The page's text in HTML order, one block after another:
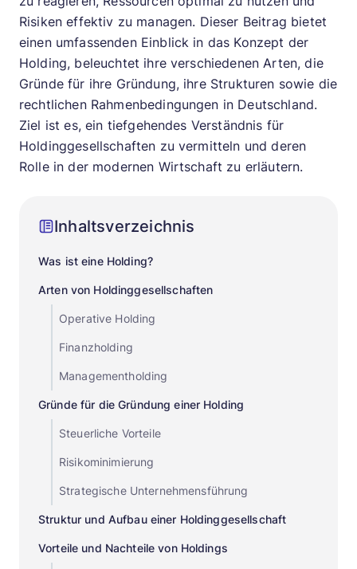
Risiken effektiv zu managen. Dieser Beitrag bietet
einen umfassenden Einblick in das Konzept der
Holding, beleuchtet ihre verschiedenen Arten, die
Gründe für ihre Gründung, ihre Strukturen sowie die
rechtlichen Rahmenbedingungen in Deutschland.
Ziel ist es, ein tiefgehendes Verständnis für
Holdinggesellschaften zu vermitteln und deren
Rolle in der modernen Wirtschaft zu erläutern.
Inhaltsverzeichnis
Was ist eine Holding?
Arten von Holdinggesellschaften
Operative Holding
Finanzholding
Managementholding
Gründe für die Gründung einer Holding
Steuerliche Vorteile
Risikominimierung
Strategische Unternehmensführung
Struktur und Aufbau einer Holdinggesellschaft
Vorteile und Nachteile von Holdings